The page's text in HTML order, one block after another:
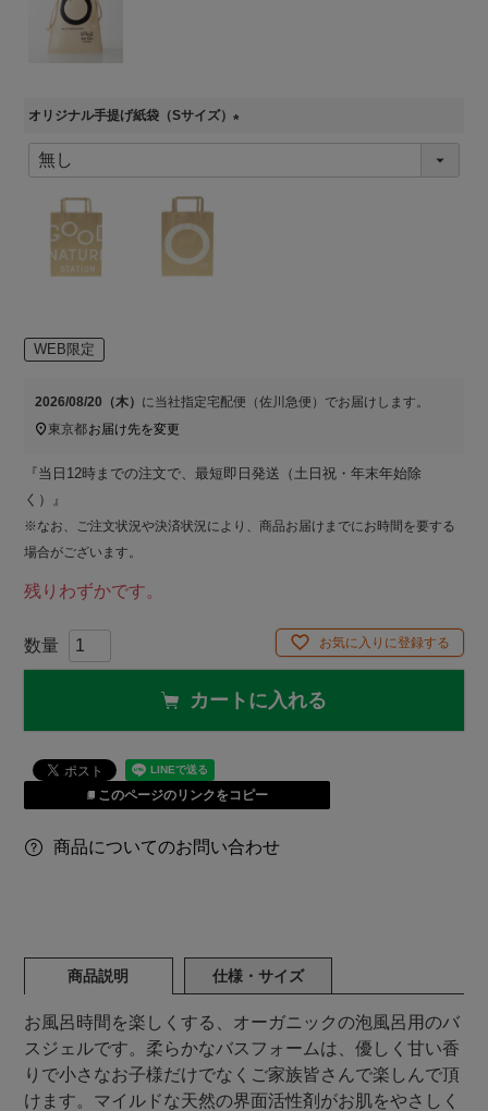
オリジナル手提げ紙袋（Sサイズ）
(
WEB限定
2026/08/20（木） に当社指定宅配便（佐川急便） でお届けします。
東京都お届け先を変更
『当日12時までの注文で、最短即日発送（土日祝・年末年始除
く）』
※なお、ご注文状況や決済状況により、商品お届けまでにお時間を要する
場合がございます。
残りわずかです。
お気に入りに登録する
カートに入れる
このページのリンクをコピー
商品についてのお問い合わせ
商品説明 仕様・サイズ
お風呂時間を楽しくする、オーガニックの泡風呂用のバ
スジェルです。柔らかなバスフォームは、優しく甘い香
りで小さなお子様だけでなくご家族皆さんで楽しんで頂
けます。マイルドな天然の界面活性剤がお肌をやさしく